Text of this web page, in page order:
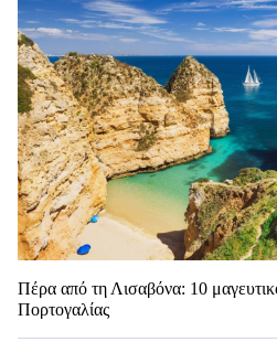
Πέρα από τη Λισαβόνα: 10
Πορτογαλίας